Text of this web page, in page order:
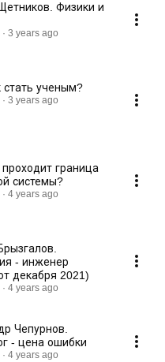
Физики и
3 years ago
стать ученым?
3 years ago
проходит граница
системы?
4 years ago
- инженер
декабря 2021)
4 years ago
Чепурнов.
- цена ошибки
4 years ago